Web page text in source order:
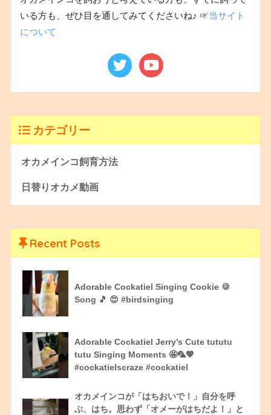
いる方も、ぜひ目を通してみてくださいね♪ ☞当サイト
について
カテゴリー
オカメインコ飼育方法
日替りオカメ動画
Recent Posts
Adorable Cockatiel Singing Cookie 🍪
Song 🎵 😍 #birdsinging
Adorable Cockatiel Jerry’s Cute tututu
tutu Singing Moments 🤩🦜💖
#cockatielscraze #cockatiel
オカメインコが「はちおいで！」自分を呼
ぶ、はち。思わず「オメーがはちだよ！」と